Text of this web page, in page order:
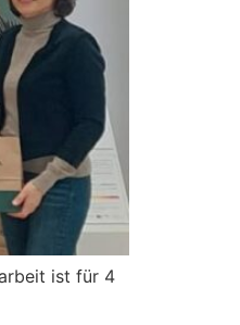
ist für 4